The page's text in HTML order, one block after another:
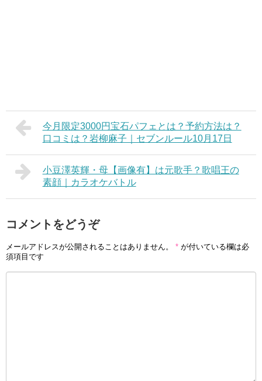
今月限定3000円宝石パフェとは？予約方法は？
口コミは？岩柳麻子｜セブンルール10月17日
小豆澤英輝・母【画像有】は元歌手？歌唱王の
素顔｜カラオケバトル
コメントをどうぞ
メールアドレスが公開されることはありません。 * が付いている欄は必
須項目です